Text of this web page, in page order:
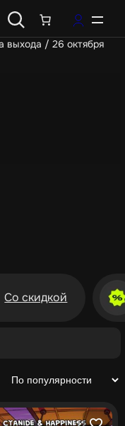
выхода / 26 октября
Со скидкой